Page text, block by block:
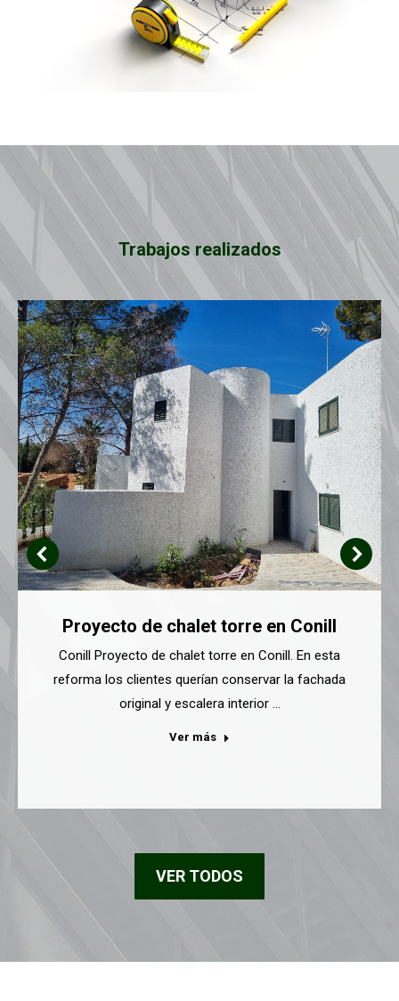
Trabajos realizados
Proyecto de chalet torre en Conill
Conill Proyecto de chalet torre en Conill. En esta
reforma los clientes querían conservar la fachada
original y escalera interior …
Ver más
VER TODOS